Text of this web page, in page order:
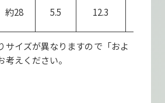
約28 5.5 12.3
イズが異なりますので「およ
えください。